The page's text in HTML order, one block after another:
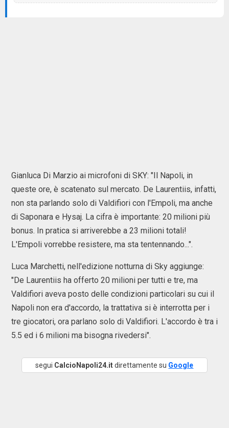
Gianluca Di Marzio ai microfoni di SKY: "Il Napoli, in
queste ore, è scatenato sul mercato. De Laurentiis, infatti,
non sta parlando solo di Valdifiori con l'Empoli, ma anche
di Saponara e Hysaj. La cifra è importante: 20 milioni più
bonus. In pratica si arriverebbe a 23 milioni totali!
L'Empoli vorrebbe resistere, ma sta tentennando...".
Luca Marchetti, nell'edizione notturna di Sky aggiunge:
"De Laurentiis ha offerto 20 milioni per tutti e tre, ma
Valdifiori aveva posto delle condizioni particolari su cui il
Napoli non era d'accordo, la trattativa si è interrotta per i
tre giocatori, ora parlano solo di Valdifiori. L'accordo è tra i
5.5 ed i 6 milioni ma bisogna rivedersi".
segui CalcioNapoli24.itdirettamente su Google